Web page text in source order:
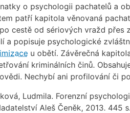
o psychologii pachatelů a
patří kapitola věnovaná
cestě od sériových vražd přes
a popisuje psychologické
u obětí. Závěrečná
kriminálních činů.
Nechybí ani profilování či
Ludmila. Forenzní
Aleš Čeněk, 2013. 445